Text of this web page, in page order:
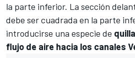
la parte inferior. La sección
debe ser cuadrada en la parte
introducirse una especie de
flujo de aire hacia los canales